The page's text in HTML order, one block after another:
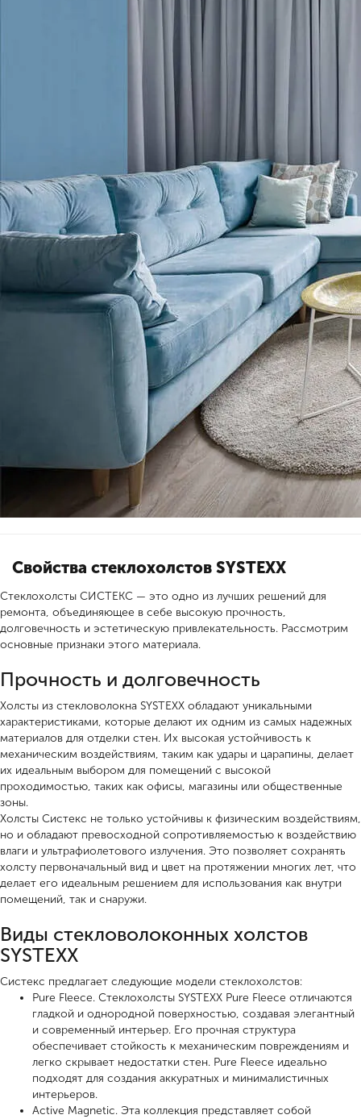
Свойства стеклохолстов SYSTEXX
Стеклохолсты СИСТЕКС — это одно из лучших решений для
ремонта, объединяющее в себе высокую прочность,
долговечность и эстетическую привлекательность. Рассмотрим
основные признаки этого материала.
Прочность и долговечность
Холсты из стекловолокна SYSTEXX обладают уникальными
характеристиками, которые делают их одним из самых надежных
материалов для отделки стен. Их высокая устойчивость к
механическим воздействиям, таким как удары и царапины, делает
их идеальным выбором для помещений с высокой
проходимостью, таких как офисы, магазины или общественные
зоны.
Холсты Систекс не только устойчивы к физическим воздействиям,
но и обладают превосходной сопротивляемостью к воздействию
влаги и ультрафиолетового излучения. Это позволяет сохранять
холсту первоначальный вид и цвет на протяжении многих лет, что
делает его идеальным решением для использования как внутри
помещений, так и снаружи.
Виды стекловолоконных холстов
SYSTEXX
Систекс предлагает следующие модели стеклохолстов:
Pure Fleece. Стеклохолсты SYSTEXX Pure Fleece отличаются
гладкой и однородной поверхностью, создавая элегантный
и современный интерьер. Его прочная структура
обеспечивает стойкость к механическим повреждениям и
легко скрывает недостатки стен. Pure Fleece идеально
подходят для создания аккуратных и минималистичных
интерьеров.
Active Magnetic. Эта коллекция представляет собой